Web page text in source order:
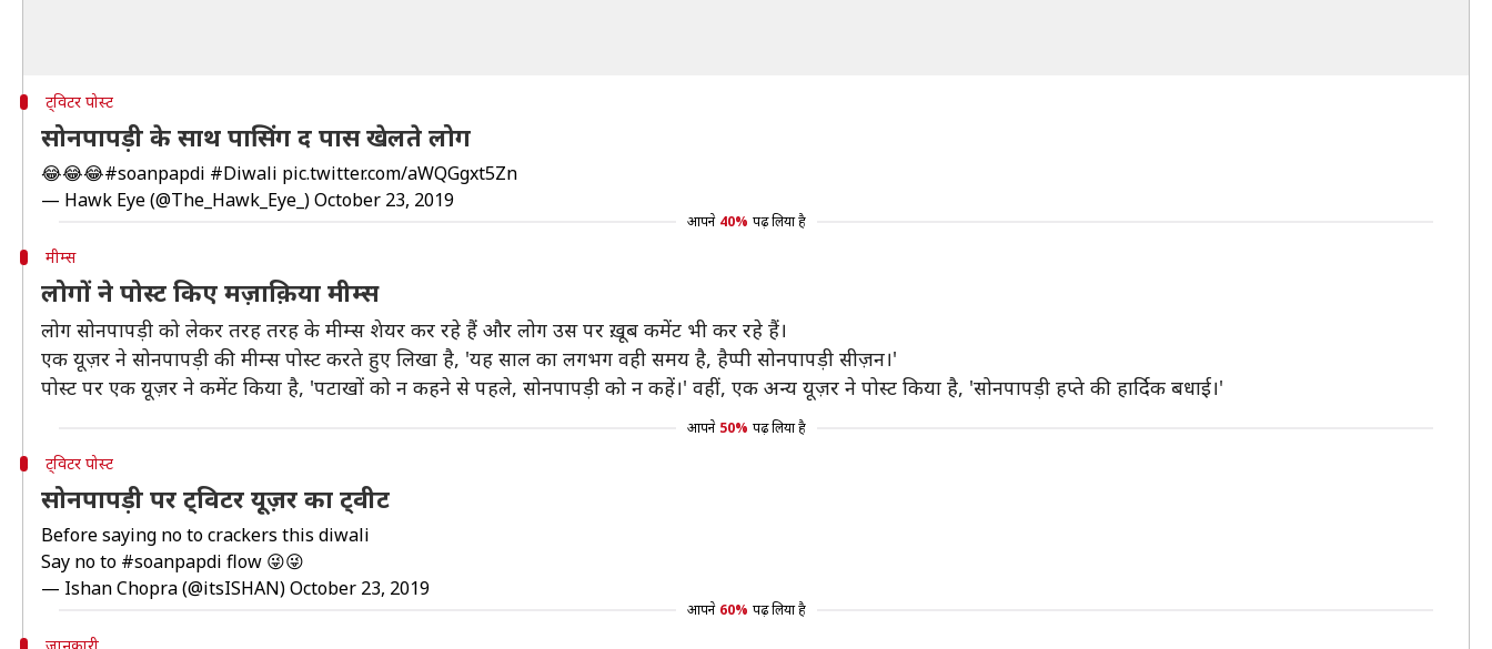
ट्विटर पोस्ट
सोनपापड़ी के साथ पासिंग द पास खेलते लोग
😂😂😂#soanpapdi #Diwali pic.twitter.com/aWQGgxt5Zn
— Hawk Eye (@The_Hawk_Eye_)October 23, 2019
आपने 40% पढ़ लिया है
मीम्स
लोगों ने पोस्ट किए मज़ाक़िया मीम्स
लोग सोनपापड़ी को लेकर तरह तरह के मीम्स शेयर कर रहे हैं और लोग उस पर ख़ूब कमेंट भी कर रहे हैं।
एक यूज़र ने सोनपापड़ी की मीम्स पोस्ट करते हुए लिखा है, 'यह साल का लगभग वही समय है, हैप्पी सोनपापड़ी सीज़न।'
पोस्ट पर एक यूज़र ने कमेंट किया है, 'पटाखों को न कहने से पहले, सोनपापड़ी को न कहें।' वहीं, एक अन्य यूज़र ने पोस्ट किया है, 'सोनपापड़ी हप्ते की हार्दिक बधाई।'
आपने 50% पढ़ लिया है
ट्विटर पोस्ट
सोनपापड़ी पर ट्विटर यूज़र का ट्वीट
Before saying no to crackers this diwali
Say no to #soanpapdi flow 😜😜
— Ishan Chopra (@itsISHAN)October 23, 2019
आपने 60% पढ़ लिया है